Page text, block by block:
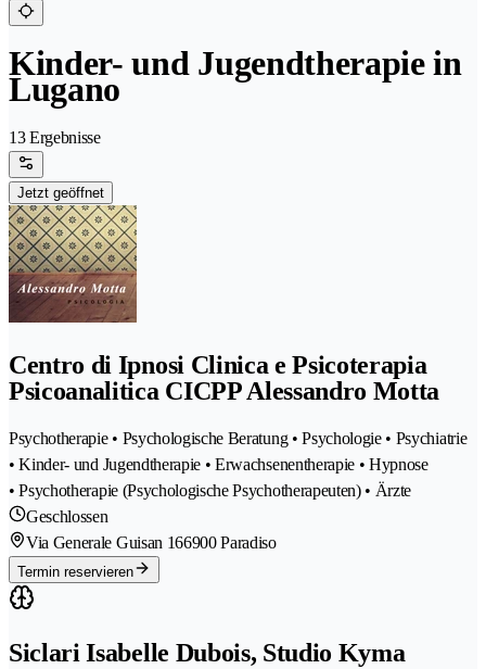
Kinder- und Jugendtherapie in
Lugano
13 Ergebnisse
Jetzt geöffnet
Centro di Ipnosi Clinica e Psicoterapia
Psicoanalitica CICPP Alessandro Motta
Psychotherapie • Psychologische Beratung • Psychologie • Psychiatrie
• Kinder- und Jugendtherapie • Erwachsenentherapie • Hypnose
• Psychotherapie (Psychologische Psychotherapeuten) • Ärzte
Geschlossen
Via Generale Guisan 166900 Paradiso
Termin reservieren
Siclari Isabelle Dubois, Studio Kyma